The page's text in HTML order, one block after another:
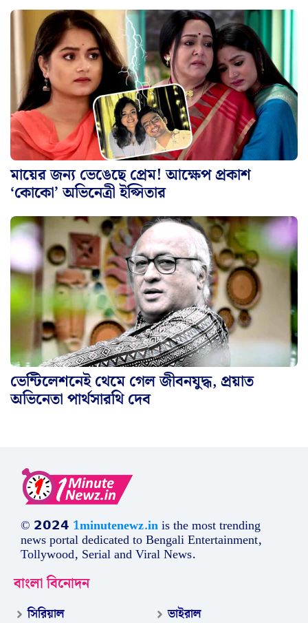
মায়ের জন্য ভেঙেছে প্রেম! আক্ষেপ প্রকাশ
‘কোকো’ অভিনেত্রী ইপ্সিতার
ভেন্টিলেশনেই থেমে গেল জীবনযুদ্ধ, প্রয়াত
অভিনেতা পার্থসারথি দেব
‘জানি মা থাকলে…..’ বড়পর্দায় পা রাখতেই মাকে
মিস করছে ‘মিশকা’! স্মৃতি ভাগ করে নিলেন অহনা